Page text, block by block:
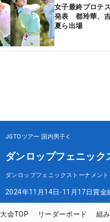
女子最終プロテ
発表 都玲華、
夏ら出場
JGTOツアー 国内男子
ダンロップフェニック
ダンロップフェニックストーナメント
2024年11月14日-11月17日賞金
大会TOP リーダーボード 組